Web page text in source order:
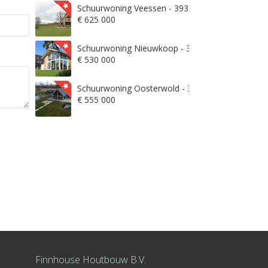
Schuurwoning Veessen - 3932
€ 625 000
Schuurwoning Nieuwkoop - 3871
€ 530 000
Schuurwoning Oosterwold - 3906
€ 555 000
Finnhouse Houtbouw B.V.